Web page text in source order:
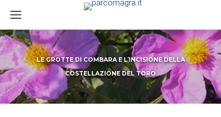
LE GROTTE DI COMBARA E L’INCISIONE DELLA
COSTELLAZIONE DEL TORO
You are here: